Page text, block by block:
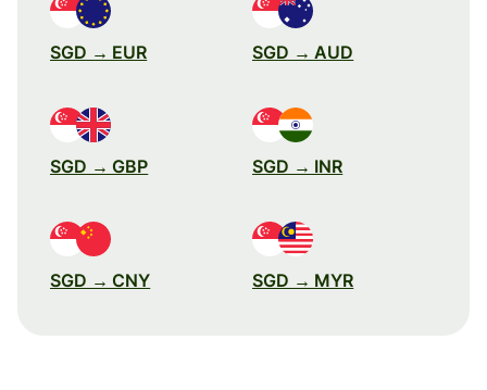
SGD → EUR SGD → AUD
SGD → GBP SGD → INR
SGD → CNY SGD → MYR